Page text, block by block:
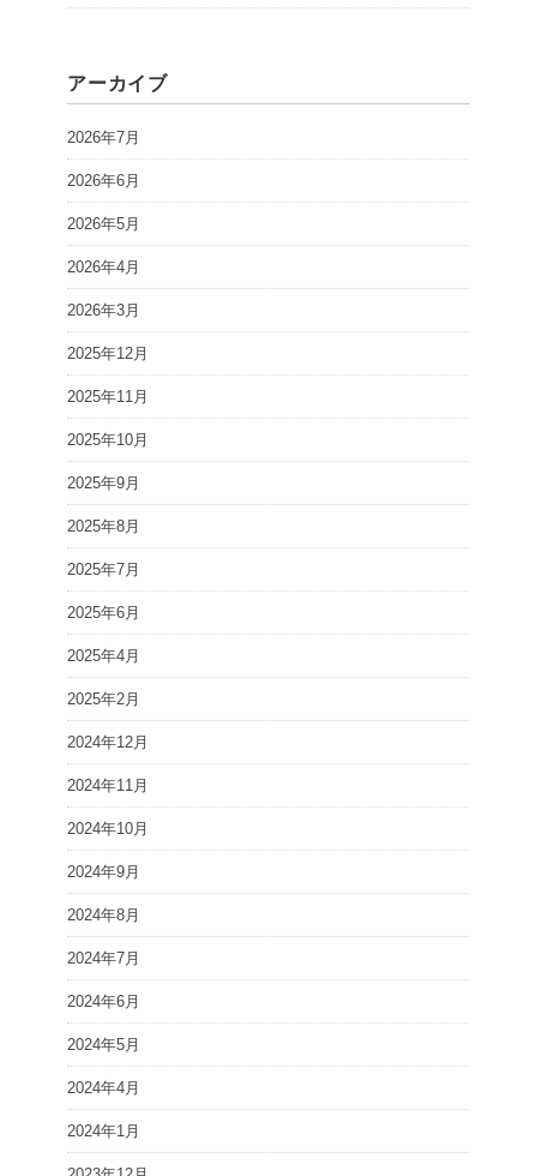
アーカイブ
2026年7月
2026年6月
2026年5月
2026年4月
2026年3月
2025年12月
2025年11月
2025年10月
2025年9月
2025年8月
2025年7月
2025年6月
2025年4月
2025年2月
2024年12月
2024年11月
2024年10月
2024年9月
2024年8月
2024年7月
2024年6月
2024年5月
2024年4月
2024年1月